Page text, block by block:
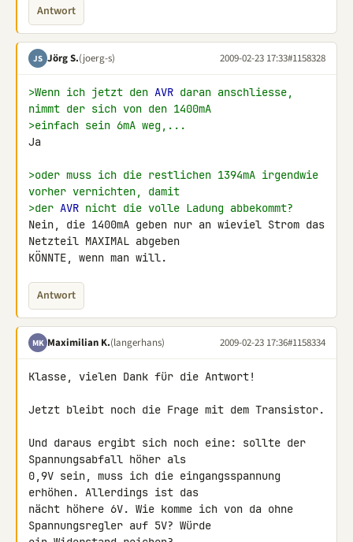
Antwort
JS Jörg S.(joerg-s) 2009-02-23 17:33#1158328
>Wenn ich jetzt den AVR daran anschliesse,
nimmt der sich von den 1400mA
>einfach sein 6mA weg,...
Ja
>oder muss ich die restlichen 1394mA irgendwie
vorher vernichten, damit
>der AVR nicht die volle Ladung abbekommt?
Nein, die 1400mA geben nur an wieviel Strom das
Netzteil MAXIMAL abgeben
KÖNNTE, wenn man will.
Antwort
MK Maximilian K.(langerhans) 2009-02-23 17:36#1158334
Klasse, vielen Dank für die Antwort!
Jetzt bleibt noch die Frage mit dem Transistor.
Und daraus ergibt sich noch eine: sollte der
Spannungsabfall höher als
0,9V sein, muss ich die eingangsspannung
erhöhen. Allerdings ist das
nächt höhere 6V. Wie komme ich von da ohne
Spannungsregler auf 5V? Würde